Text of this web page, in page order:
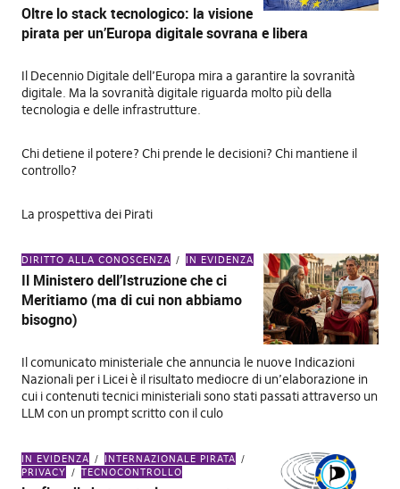
Oltre lo stack tecnologico: la visione
pirata per un’Europa digitale sovrana e libera
Il Decennio Digitale dell’Europa mira a garantire la sovranità
digitale. Ma la sovranità digitale riguarda molto più della
tecnologia e delle infrastrutture.
Chi detiene il potere? Chi prende le decisioni? Chi mantiene il
controllo?
La prospettiva dei Pirati
DIRITTO ALLA CONOSCENZA IN EVIDENZA
Il Ministero dell’Istruzione che ci
Meritiamo (ma di cui non abbiamo
bisogno)
Il comunicato ministeriale che annuncia le nuove Indicazioni
Nazionali per i Licei è il risultato mediocre di un’elaborazione in
cui i contenuti tecnici ministeriali sono stati passati attraverso un
LLM con un prompt scritto con il culo
IN EVIDENZA
INTERNAZIONALE PIRATA
PRIVACY
TECNOCONTROLLO